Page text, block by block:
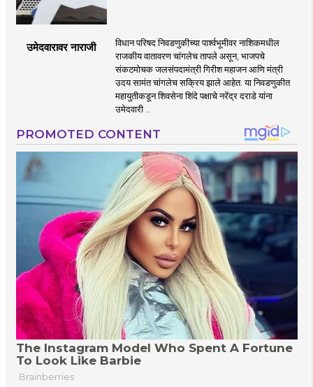
उमेदवारावर नाराजी
विधान परिषद निवडणुकीच्या पार्श्वभूमीवर नाशिकमधील
राजकीय वातावरण चांगलेच तापले असून, भाजपचे
संकटमोचक जलसंपदामंत्री गिरीश महाजन आणि मंत्री
उदय सामंत चांगलेच सक्रिय झाले आहेत. या निवडणुकीत
महायुतीकडून शिवसेना शिंदे पक्षाचे नरेंद्र दराडे यांना
उमेदवारी ..